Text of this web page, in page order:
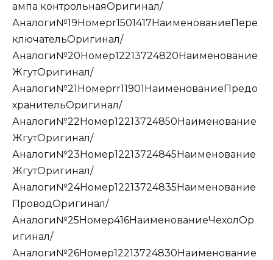
ампа контрольнаяОригинал/
Аналоги№19Номерr1501417НаименованиеПере
ключательОригинал/
Аналоги№20Номер12213724820Наименование
ЖгутОригинал/
Аналоги№21Номерrr11901НаименованиеПредо
хранительОригинал/
Аналоги№22Номер12213724850Наименование
ЖгутОригинал/
Аналоги№23Номер12213724845Наименование
ЖгутОригинал/
Аналоги№24Номер12213724835Наименование
ПроводОригинал/
Аналоги№25Номер416НаименованиеЧехолОр
игинал/
Аналоги№26Номер12213724830Наименование